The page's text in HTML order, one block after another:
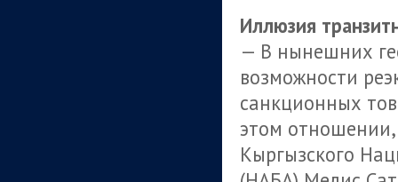
Иллюзия
— В нынешних
возможности
санкционных
этом
Кыргызского